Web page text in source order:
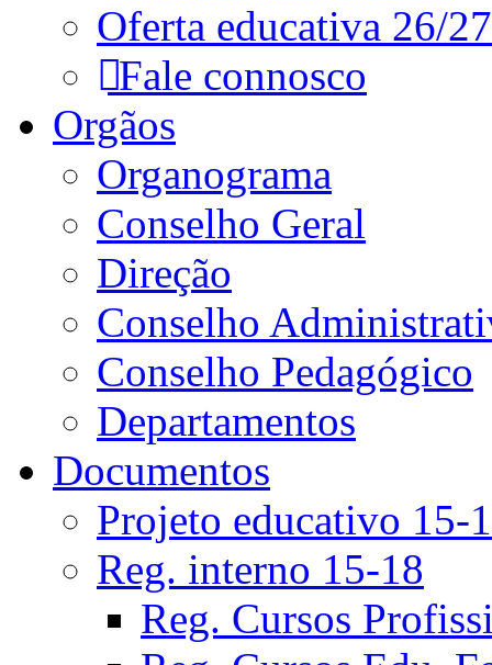
Oferta educativa 26/27
Fale connosco
Orgãos
Organograma
Conselho Geral
Direção
Conselho
Conselho Pedagógico
Departamentos
Documentos
Projeto educativo 15-
Reg. interno 15-18
Reg. Cursos